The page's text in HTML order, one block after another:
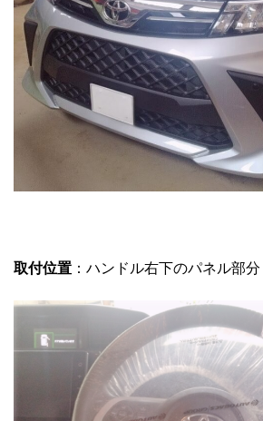
取付位置 ：ハンドル右下のパネル部分